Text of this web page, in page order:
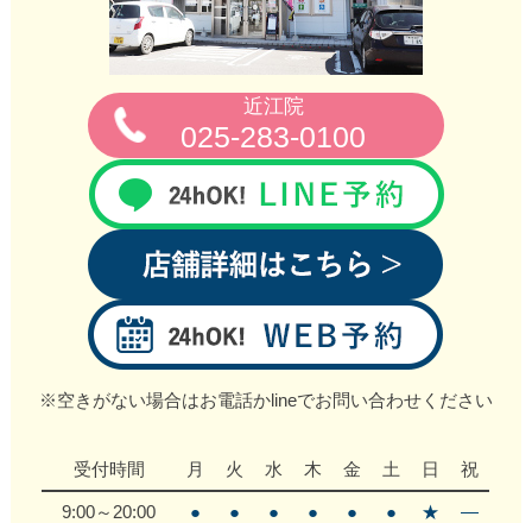
近江院
025-283-0100
※空きがない場合はお電話かlineでお問い合わせください
受付時間 月 火 水 木 金 土 日 祝
9:00～20:00 ● ● ● ● ● ● ★ ―